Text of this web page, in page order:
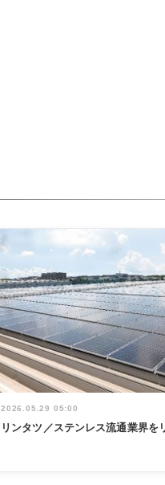
2026.05.29 05:00
リンタツ／ステンレス流通業界を